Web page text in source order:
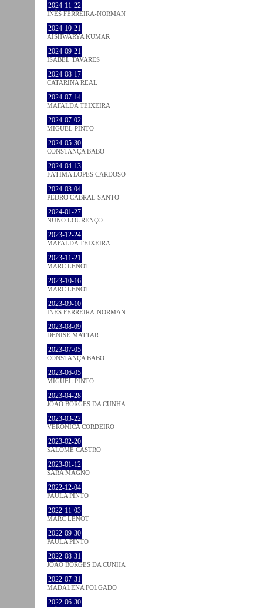
2024-11-22
INÊS FERREIRA-NORMAN
2024-10-21
AISHWARYA KUMAR
2024-09-21
ISABEL TAVARES
2024-08-17
CATARINA REAL
2024-07-14
MAFALDA TEIXEIRA
2024-07-02
MIGUEL PINTO
2024-05-30
CONSTANÇA BABO
2024-04-13
FÁTIMA LOPES CARDOSO
2024-03-04
PEDRO CABRAL SANTO
2024-01-27
NUNO LOURENÇO
2023-12-24
MAFALDA TEIXEIRA
2023-11-21
MARC LENOT
2023-10-16
MARC LENOT
2023-09-10
INÊS FERREIRA-NORMAN
2023-08-09
DENISE MATTAR
2023-07-05
CONSTANÇA BABO
2023-06-05
MIGUEL PINTO
2023-04-28
JOÃO BORGES DA CUNHA
2023-03-22
VERONICA CORDEIRO
2023-02-20
SALOMÉ CASTRO
2023-01-12
SARA MAGNO
2022-12-04
PAULA PINTO
2022-11-03
MARC LENOT
2022-09-30
PAULA PINTO
2022-08-31
JOÃO BORGES DA CUNHA
2022-07-31
MADALENA FOLGADO
2022-06-30